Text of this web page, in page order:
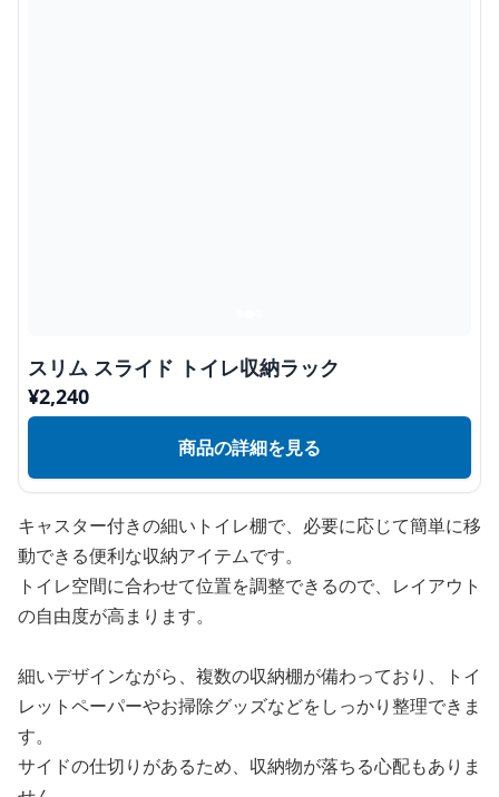
スリム スライド トイレ収納ラック
¥2,240
商品の詳細を見る
キャスター付きの細いトイレ棚で、必要に応じて簡単に移
動できる便利な収納アイテムです。
トイレ空間に合わせて位置を調整できるので、レイアウト
の自由度が高まります。
細いデザインながら、複数の収納棚が備わっており、トイ
レットペーパーやお掃除グッズなどをしっかり整理できま
す。
サイドの仕切りがあるため、収納物が落ちる心配もありま